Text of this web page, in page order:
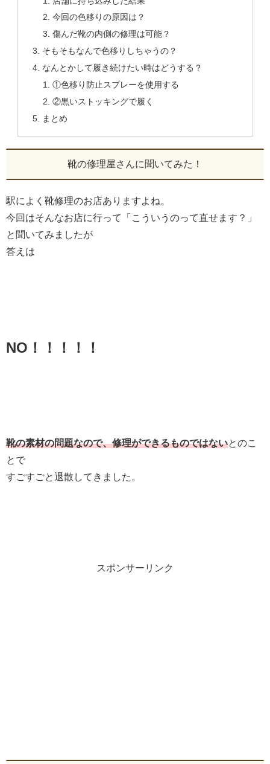
今回の色移りの原因は？
傷んだ靴の内側の修理は可能？
そもそもなんで色移りしちゃうの？
なんとかして履き続けたい時はどうする？
①色移り防止スプレーを使用する
②黒いストッキングで履く
まとめ
靴の修理屋さんに聞いてみた！
駅によく靴修理のお店ありますよね。
今回はそんなお店に行って「こういうのって直せます？」
と聞いてみましたが
答えは
NO！！！！！
靴の素材の問題なので、修理ができるものではないとのこ
とで
すごすごと退散してきました。
スポンサーリンク